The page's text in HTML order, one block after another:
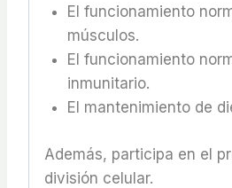
El funcionamiento
músculos.
El funcionamiento
inmunitario.
El mantenimiento de
Además, participa en el
división celular.